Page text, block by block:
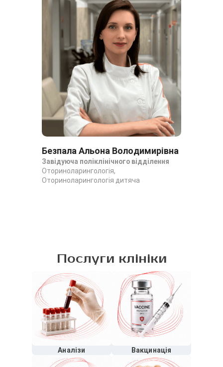
Безпала Альона Володимирівна
Завідуюча поліклінічного відділення
Оториноларингологія,
Оториноларингологія дитяча
Послуги клініки
Аналізи Вакцинація